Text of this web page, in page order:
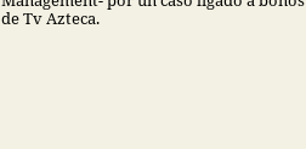
de Tv Azteca.